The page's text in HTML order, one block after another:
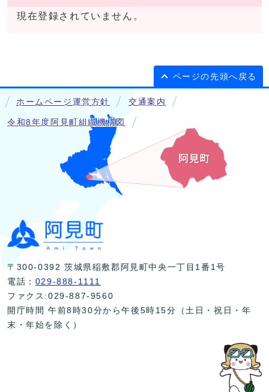
現在登録されていません。
ページの先頭へ戻る
ホームページ運営方針 交通案内
令和8年度阿見町組織機構図
〒300-0392 茨城県稲敷郡阿見町中央一丁目1番1号
電話： 029-888-1111
ファクス:029-887-9560
開庁時間 午前8時30分から午後5時15分（土日・祝日・年
末・年始を除く）